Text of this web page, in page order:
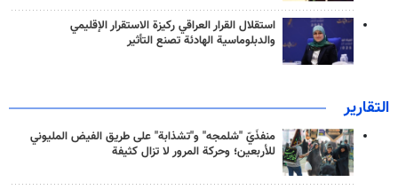
استقلال القرار العراقي ركيزة الاستقرار الإقليمي
والدبلوماسية الهادئة تصنع التأثير
التقارير
منفذَيّ "شلمجه" و"تشذابة" على طريق الفيض المليوني
للأربعين؛ وحركة المرور لا تزال كثيفة